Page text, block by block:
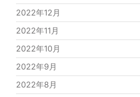
2022年12月
2022年11月
2022年10月
2022年9月
2022年8月